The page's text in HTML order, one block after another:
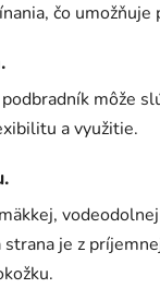
čo
môže
a využitie.
je z